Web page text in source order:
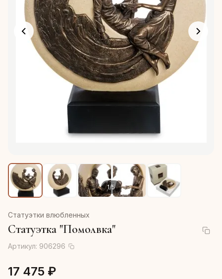
1/5
Статуэтки влюбленных
Статуэтка "Помолвка"
Артикул: 906296
17 475 ₽